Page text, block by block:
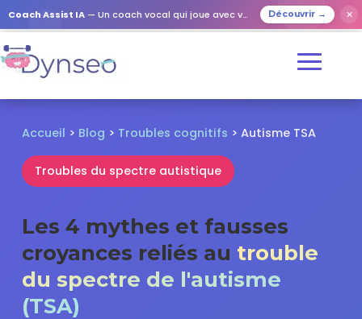
Coach Assist IA — Un coach vocal qui joue avec vos proches Découvrir → ✕
Accueil > Blog > Troubles cognitifs > Autisme TSA
Troubles du spectre autistique
Les 4 mythes et fausses
croyances reliés au trouble
du spectre de l'autisme
(TSA)